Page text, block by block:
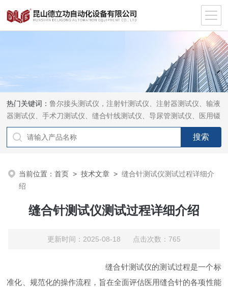
热门关键词：鲁尔接头测试仪，注射针测试仪、注射器测试仪、输液
器测试仪、手术刀测试仪、缝合针线测试仪、导尿管测试仪、医用镊
钳测试仪、导引管导丝测试仪、针灸针测试仪、留置针测试仪
当前位置：首页 >技术文章 >缝合针测试仪测试过程详细介
绍
缝合针测试仪测试过程详细介绍
更新时间：2025-08-18 点击次数：765
缝合针测试仪的测试过程是一个标
准化、规范化的操作流程，旨在全面评估医用缝合针的各项性能